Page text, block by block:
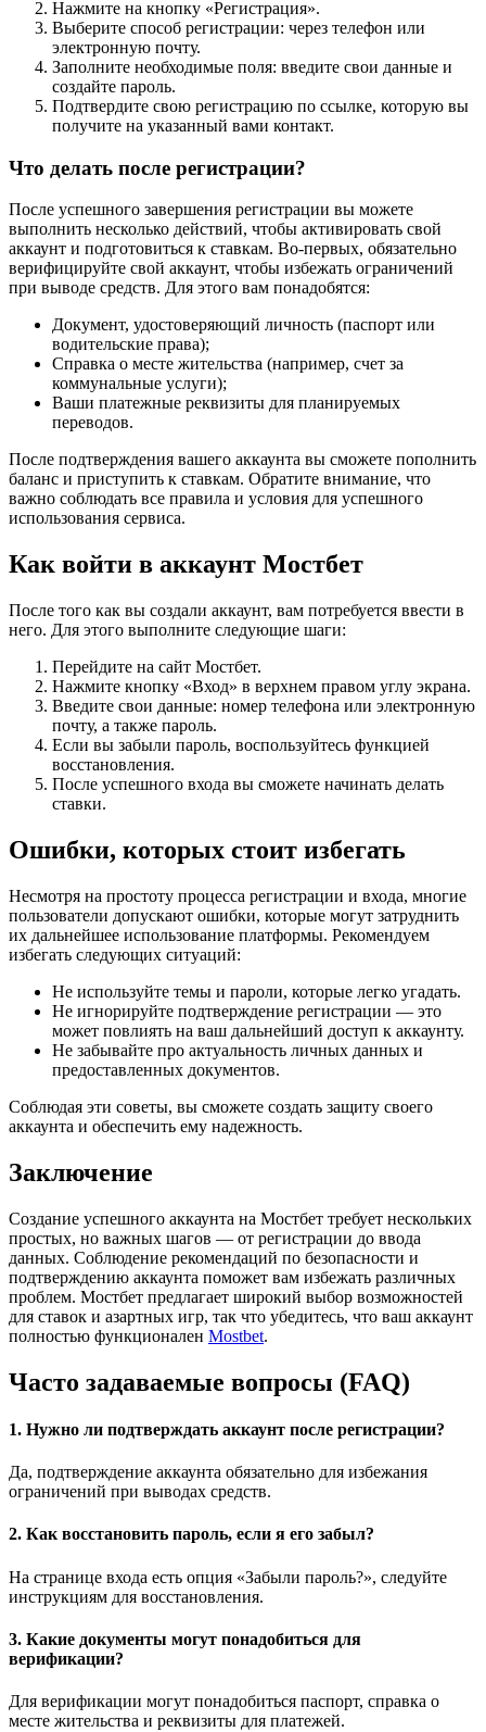
Нажмите на кнопку «Регистрация».
Выберите способ регистрации: через телефон или
электронную почту.
Заполните необходимые поля: введите свои данные и
создайте пароль.
Подтвердите свою регистрацию по ссылке, которую вы
получите на указанный вами контакт.
Что делать после регистрации?
После успешного завершения регистрации вы можете
выполнить несколько действий, чтобы активировать свой
аккаунт и подготовиться к ставкам. Во-первых, обязательно
верифицируйте свой аккаунт, чтобы избежать ограничений
при выводе средств. Для этого вам понадобятся:
Документ, удостоверяющий личность (паспорт или
водительские права);
Справка о месте жительства (например, счет за
коммунальные услуги);
Ваши платежные реквизиты для планируемых
переводов.
После подтверждения вашего аккаунта вы сможете пополнить
баланс и приступить к ставкам. Обратите внимание, что
важно соблюдать все правила и условия для успешного
использования сервиса.
Как войти в аккаунт Мостбет
После того как вы создали аккаунт, вам потребуется ввести в
него. Для этого выполните следующие шаги:
Перейдите на сайт Мостбет.
Нажмите кнопку «Вход» в верхнем правом углу экрана.
Введите свои данные: номер телефона или электронную
почту, а также пароль.
Если вы забыли пароль, воспользуйтесь функцией
восстановления.
После успешного входа вы сможете начинать делать
ставки.
Ошибки, которых стоит избегать
Несмотря на простоту процесса регистрации и входа, многие
пользователи допускают ошибки, которые могут затруднить
их дальнейшее использование платформы. Рекомендуем
избегать следующих ситуаций:
Не используйте темы и пароли, которые легко угадать.
Не игнорируйте подтверждение регистрации — это
может повлиять на ваш дальнейший доступ к аккаунту.
Не забывайте про актуальность личных данных и
предоставленных документов.
Соблюдая эти советы, вы сможете создать защиту своего
аккаунта и обеспечить ему надежность.
Заключение
Создание успешного аккаунта на Мостбет требует нескольких
простых, но важных шагов — от регистрации до ввода
данных. Соблюдение рекомендаций по безопасности и
подтверждению аккаунта поможет вам избежать различных
проблем. Мостбет предлагает широкий выбор возможностей
для ставок и азартных игр, так что убедитесь, что ваш аккаунт
полностью функционален Mostbet.
Часто задаваемые вопросы (FAQ)
1. Нужно ли подтверждать аккаунт после регистрации?
Да, подтверждение аккаунта обязательно для избежания
ограничений при выводах средств.
2. Как восстановить пароль, если я его забыл?
На странице входа есть опция «Забыли пароль?», следуйте
инструкциям для восстановления.
3. Какие документы могут понадобиться для
верификации?
Для верификации могут понадобиться паспорт, справка о
месте жительства и реквизиты для платежей.